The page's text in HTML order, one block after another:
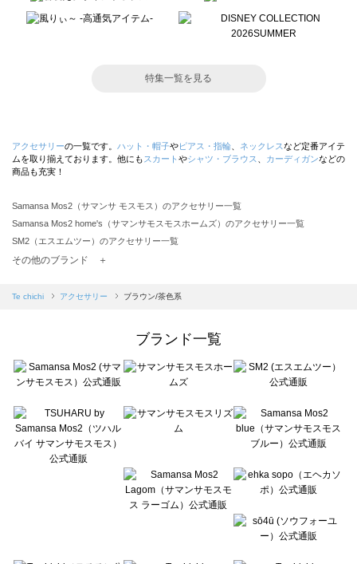
特集一覧を見る
アクセサリーの一覧です。 ハット・帽子やピアス・指輪 ネックレスなど定番アイテ
ムを取り揃えております。他にも スカート やシャツ・ブラウス カーディガンなどの
商品も充実！
Samansa Mos2（サマンサ モスモス）のアクセサリー一覧
Samansa Mos2 home's（サマンサモスモスホームズ）のアクセサリー一覧
SM2（エスエムツー）のアクセサリー一覧
TSUHARU by Samansa Mos2（ツハルバイサマンサモスモス）のアクセサリー一覧
Samansa Mos2 blue（サマンサモスモス ブルー）のアクセサリー一覧
sō4ū（ソウフォーユー）のアクセサリー一覧
Te chichi（テチチ）のアクセサリー一覧
Te chichi CLASSIC（テチチ クラシック）のアクセサリー一覧
Lugnoncure（ルノンキュール）のアクセサリー一覧
BETTY'S BLUE（べティーズブルー）のアクセサリー一覧
Wpc.（ワールドパーティー）のアクセサリー一覧
その他のブランド ＋
Te chichi アクセサリー ブラウン/茶色系
ブランド一覧